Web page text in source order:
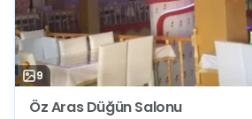
9
Öz Aras Düğün Salonu